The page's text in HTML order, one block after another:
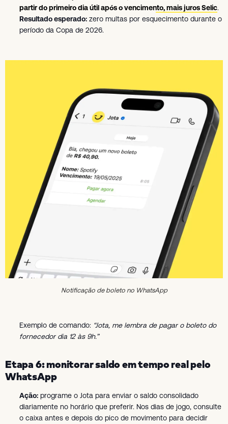
partir do primeiro dia útil após o vencimento, mais juros Selic.
Resultado esperado: zero multas por esquecimento durante o
período da Copa de 2026.
Notificação de boleto no WhatsApp
Exemplo de comando: “Jota, me lembra de pagar o boleto do
fornecedor dia 12 às 9h.”
Etapa 6: monitorar saldo em tempo real pelo
WhatsApp
Ação: programe o Jota para enviar o saldo consolidado
diariamente no horário que preferir. Nos dias de jogo, consulte
o caixa antes e depois do pico de movimento para decidir